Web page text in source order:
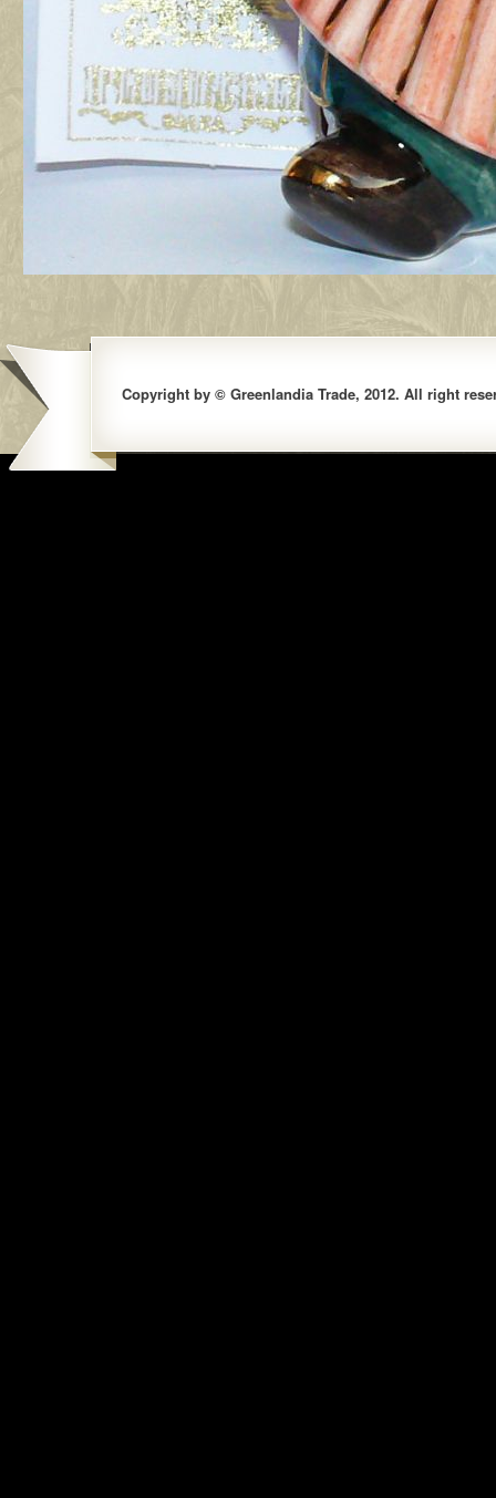
Copyright by © Greenlandia Trade, 2012. All right